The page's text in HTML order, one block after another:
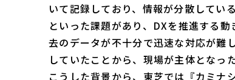
いて記録しており、情報が分散してい
といった課題があり、DXを推進する
去のデータが不十分で迅速な対応が難
していたことから、現場が主体となっ
こうした背景から、東芝では『カミナ